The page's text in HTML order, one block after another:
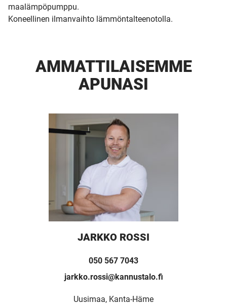
maalämpöpumppu.
Koneellinen ilmanvaihto lämmöntalteenotolla.
AMMATTI­LAISEMME
APUNASI
JARKKO ROSSI
050 567 7043
jarkko.rossi@kannustalo.fi
Uusimaa, Kanta-Häme